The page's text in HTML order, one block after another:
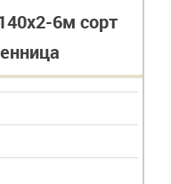
6м сорт